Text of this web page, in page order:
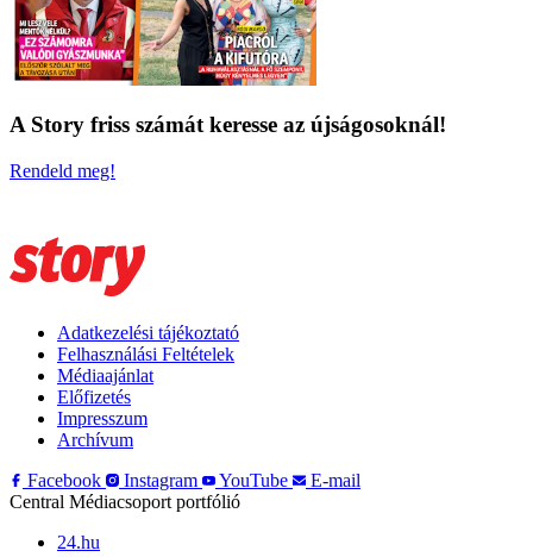
A Story friss számát keresse az újságosoknál!
Rendeld meg!
Adatkezelési tájékoztató
Felhasználási Feltételek
Médiaajánlat
Előfizetés
Impresszum
Archívum
Facebook
Instagram YouTube
E-mail
Central Médiacsoport portfólió
24.hu